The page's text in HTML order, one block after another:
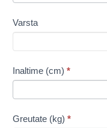
Varsta
Inaltime (cm) *
Greutate (kg) *